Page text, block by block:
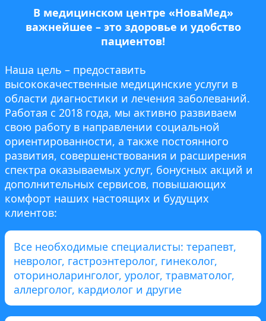
В медицинском центре «НоваМед»
важнейшее – это здоровье и удобство
пациентов!
Наша цель – предоставить
высококачественные медицинские услуги в
области диагностики и лечения заболеваний.
Работая с 2018 года, мы активно развиваем
свою работу в направлении социальной
ориентированности, а также постоянного
развития, совершенствования и расширения
спектра оказываемых услуг, бонусных акций и
дополнительных сервисов, повышающих
комфорт наших настоящих и будущих
клиентов:
Все необходимые специалисты: терапевт,
невролог, гастроэнтеролог, гинеколог,
оториноларинголог, уролог, травматолог,
аллерголог, кардиолог и другие